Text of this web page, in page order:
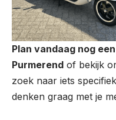
Plan vandaag nog
Purmerend of bekijk
zoek naar iets
denken graag met je